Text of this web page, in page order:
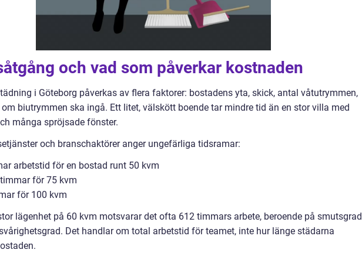
och vad som påverkar kostnaden
i Göteborg påverkas av flera faktorer: bostadens yta, skick, antal våtutrymmen,
biutrymmen ska ingå. Ett litet, välskött boende tar mindre tid än en stor villa med
många spröjsade fönster.
och branschaktörer anger ungefärliga tidsramar:
arbetstid för en bostad runt 50 kvm
för 75 kvm
för 100 kvm
lägenhet på 60 kvm motsvarar det ofta 612 timmars arbete, beroende på smutsgrad
Det handlar om total arbetstid för teamet, inte hur länge städarna